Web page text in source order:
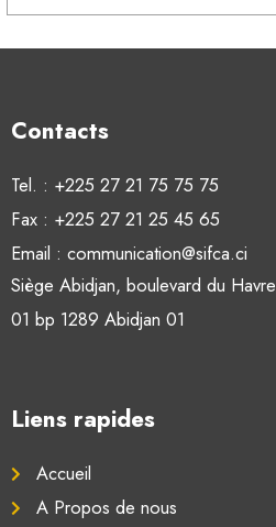
Contacts
Tel. : +225 27 21 75 75 75
Fax : +225 27 21 25 45 65
Email : communication@sifca.ci
Siège Abidjan, boulevard du Havre
01 bp 1289 Abidjan 01
Liens rapides
Accueil
A Propos de nous